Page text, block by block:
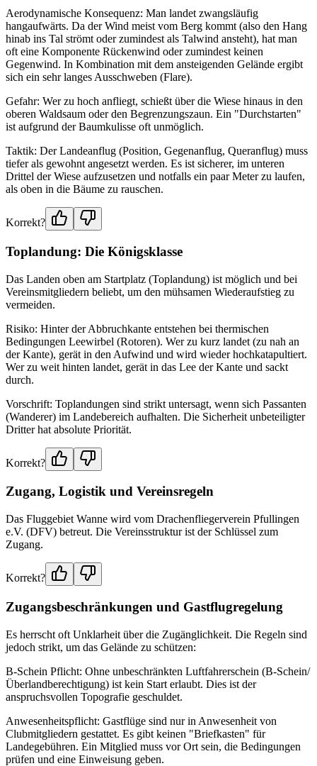
Aerodynamische Konsequenz: Man landet zwangsläufig
hangaufwärts. Da der Wind meist vom Berg kommt (also den Hang
hinab ins Tal strömt oder zumindest als Talwind ansteht), hat man
oft eine Komponente Rückenwind oder zumindest keinen
Gegenwind. In Kombination mit dem ansteigenden Gelände ergibt
sich ein sehr langes Ausschweben (Flare).
Gefahr: Wer zu hoch anfliegt, schießt über die Wiese hinaus in den
oberen Waldsaum oder den Begrenzungszaun. Ein "Durchstarten"
ist aufgrund der Baumkulisse oft unmöglich.
Taktik: Der Landeanflug (Position, Gegenanflug, Queranflug) muss
tiefer als gewohnt angesetzt werden. Es ist sicherer, im unteren
Drittel der Wiese aufzusetzen und notfalls ein paar Meter zu laufen,
als oben in die Bäume zu rauschen.
Korrekt?
Toplandung: Die Königsklasse
Das Landen oben am Startplatz (Toplandung) ist möglich und bei
Vereinsmitgliedern beliebt, um den mühsamen Wiederaufstieg zu
vermeiden.
Risiko: Hinter der Abbruchkante entstehen bei thermischen
Bedingungen Leewirbel (Rotoren). Wer zu kurz landet (zu nah an
der Kante), gerät in den Aufwind und wird wieder hochkatapultiert.
Wer zu weit hinten landet, gerät in das Lee der Kante und sackt
durch.
Vorschrift: Toplandungen sind strikt untersagt, wenn sich Passanten
(Wanderer) im Landebereich aufhalten. Die Sicherheit unbeteiligter
Dritter hat absolute Priorität.
Korrekt?
Zugang, Logistik und Vereinsregeln
Das Fluggebiet Wanne wird vom Drachenfliegerverein Pfullingen
e.V. (DFV) betreut. Die Vereinsstruktur ist der Schlüssel zum
Zugang.
Korrekt?
Zugangsbeschränkungen und Gastflugregelung
Es herrscht oft Unklarheit über die Zugänglichkeit. Die Regeln sind
jedoch strikt, um das Gelände zu schützen:
B-Schein Pflicht: Ohne unbeschränkten Luftfahrerschein (B-Schein/
Überlandberechtigung) ist kein Start erlaubt. Dies ist der
anspruchsvollen Topografie geschuldet.
Anwesenheitspflicht: Gastflüge sind nur in Anwesenheit von
Clubmitgliedern gestattet. Es gibt keinen "Briefkasten" für
Landegebühren. Ein Mitglied muss vor Ort sein, die Bedingungen
prüfen und eine Einweisung geben.